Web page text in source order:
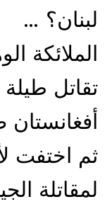
لبنان؟ …
الملائكة
تقاتل
أفغانستان
ثم اختفت
لمقاتلة